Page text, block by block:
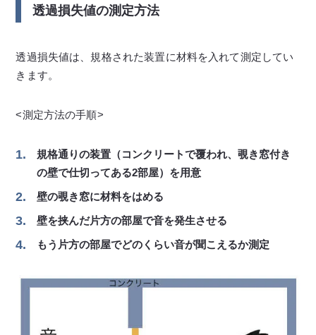
透過損失値の測定方法
透過損失値は、規格された装置に材料を入れて測定してい
きます。
<測定方法の手順>
規格通りの装置（コンクリートで覆われ、覗き窓付き
の壁で仕切ってある2部屋）を用意
壁の覗き窓に材料をはめる
壁を挟んだ片方の部屋で音を発生させる
もう片方の部屋でどのくらい音が聞こえるか測定